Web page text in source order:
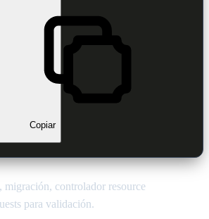
Copiar
migración, controlador resource
para validación.